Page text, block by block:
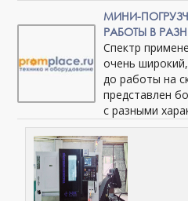
МИНИ-
РАБОТЫ В
Спектр
очень
до работы на
представлен
с разными